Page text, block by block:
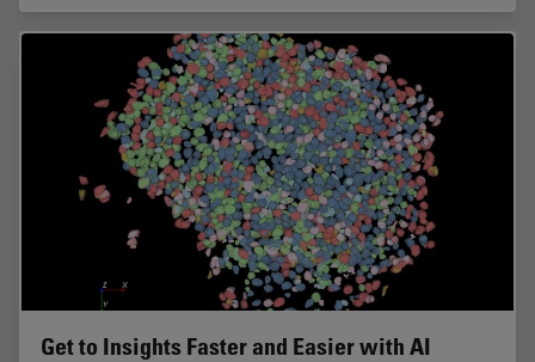
Get to Insights Faster and Easier with AI